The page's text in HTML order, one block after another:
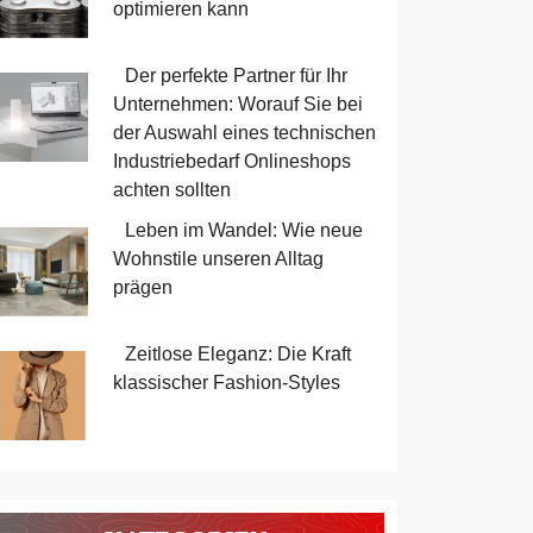
optimieren kann
Der perfekte Partner für Ihr
Unternehmen: Worauf Sie bei
der Auswahl eines technischen
Industriebedarf Onlineshops
achten sollten
Leben im Wandel: Wie neue
Wohnstile unseren Alltag
prägen
Zeitlose Eleganz: Die Kraft
klassischer Fashion-Styles